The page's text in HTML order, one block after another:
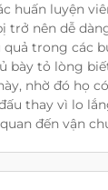
huấn luyện
trở nên dễ
quả trong các
bày tỏ lòng
nhờ đó họ
thay vì lo
quan đến vận